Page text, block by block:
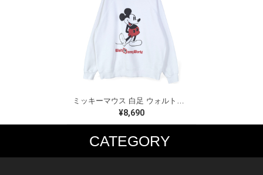
ミッキーマウス 白足 ウォルトディズニーオフィシャル スウェット ホワイト WALT DISNEY WORLD ウォルトディズニーオフィシャル サイズXL相当 古着 CF0995
¥8,690
CATEGORY
MUSIC TEE T-SHIRTS